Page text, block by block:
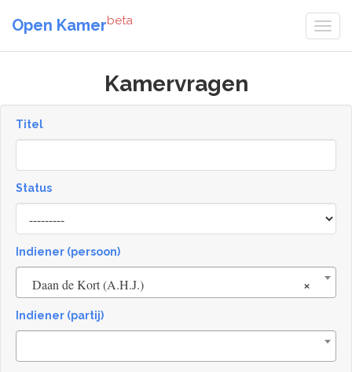
Open Kamerbeta
Kamervragen
Titel
Status
[invalid
name]
Indiener (persoon)
×
Daan de Kort (A.H.J.)
Indiener (partij)